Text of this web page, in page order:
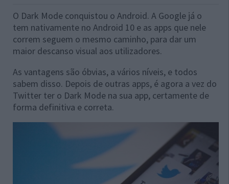
O Dark Mode conquistou o Android. A Google já o
tem nativamente no Android 10 e as apps que nele
correm seguem o mesmo caminho, para dar um
maior descanso visual aos utilizadores.
As vantagens são óbvias, a vários níveis, e todos
sabem disso. Depois de outras apps, é agora a vez do
Twitter ter o Dark Mode na sua app, certamente de
forma definitiva e correta.